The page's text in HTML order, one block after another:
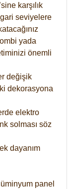
karşılık
seviyelere
yada
önemli
değişik
dekorasyona
elektro
solması söz
dayanım
panel